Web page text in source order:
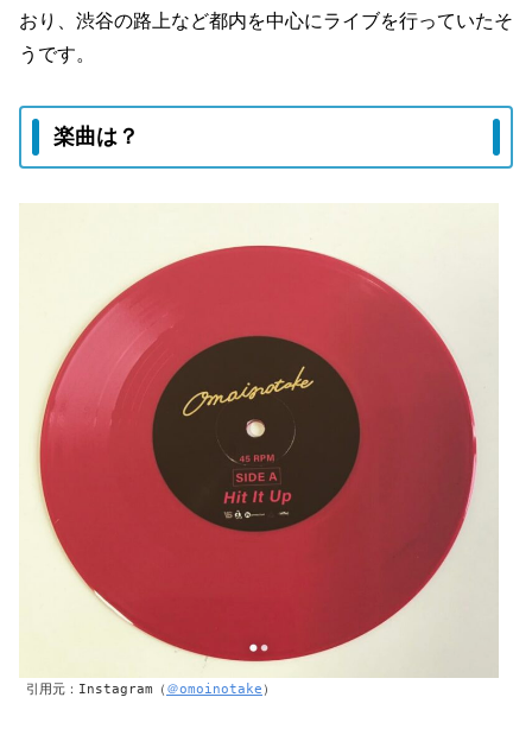
おり、渋谷の路上など都内を中心にライブを行っていたそ
うです。
楽曲は？
引用元：Instagram（ ＠omoinotake ）